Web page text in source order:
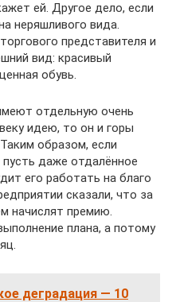
ей. Другое дело, если
неряшливого вида.
представителя и
вид: красивый
обувь.
отдельную очень
идею, то он и горы
образом, если
даже отдалённое
его работать на благо
сказали, что за
начислят премию.
плана, а потому
деградация — 10